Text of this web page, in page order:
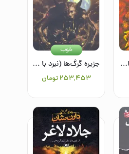
اسرار هیولایی(نبرد با شیاطین6) جزیره گرگ‌ها (نبرد با شیاطین 8)
۲۵۳٬۴۵۳تومان
خوب